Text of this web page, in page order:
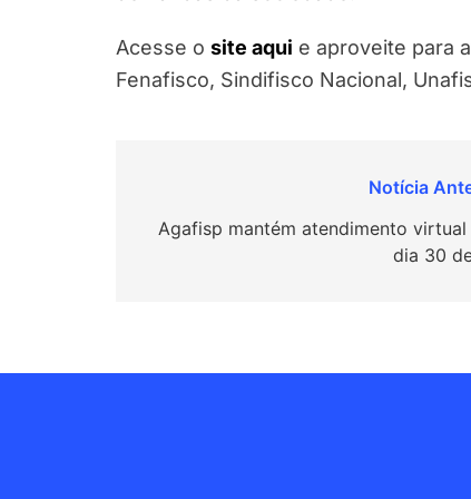
Acesse o site aqui e aproveite para
Fenafisco, Sindifisco Nacional,
deAgafisp mantém atendimento virtual
dia 30